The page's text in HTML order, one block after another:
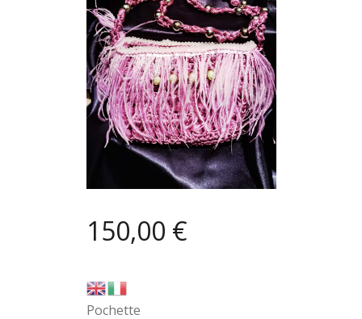
150,00 €
Pochette